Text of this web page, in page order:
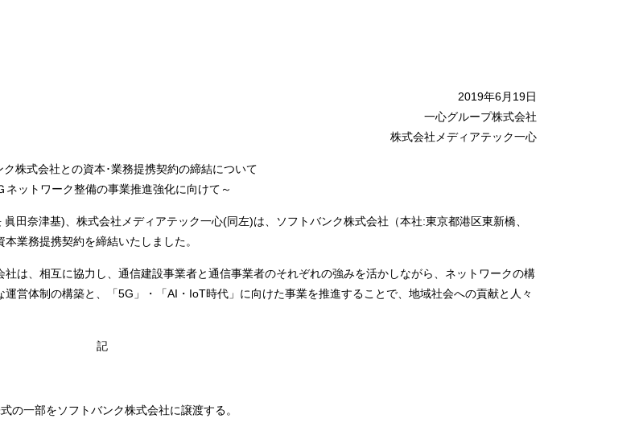
2019年6月19日
一心グループ株式会社
株式会社メディアテック一心
ク株式会社との資本･業務提携契約の締結について
ネットワーク整備の事業推進強化に向けて～
田奈津基)、株式会社メディアテック一心(同左)は、ソフトバンク株式会社（本社:東京都港区東新橋、
業務提携契約を締結いたしました。
は、相互に協力し、通信建設事業者と通信事業者のそれぞれの強みを活かしながら、ネットワークの構
営体制の構築と、「5G」・「AI・IoT時代」に向けた事業を推進することで、地域社会への貢献と人々
記
の一部をソフトバンク株式会社に譲渡する。